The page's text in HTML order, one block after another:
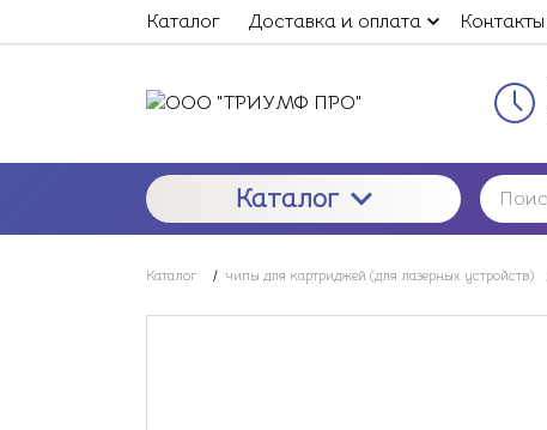
Каталог Доставка и оплата Контакты
Каталог
Каталог / чипы для картриджей (для лазерных устройств)